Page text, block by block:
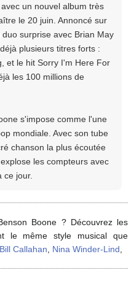
un nouvel album très
le 20 juin. Annoncé sur
surprise avec Brian May
plusieurs titres forts :
et le hit Sorry I'm Here For
les 100 millions de
s'impose comme l'une
mondiale. Avec son tube
chanson la plus écoutée
les compteurs avec
ce jour.
Boone ? Découvrez les
le même style musical que
Bill Callahan Nina Winder-Lind